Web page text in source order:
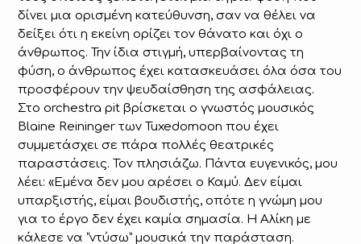
δίνει μια ορισμένη κατεύθυνση, σαν να θέλει να
δείξει ότι η εκείνη ορίζει τον θάνατο και όχι ο
άνθρωπος. Την ίδια στιγμή, υπερβαίνοντας τη
φύση, ο άνθρωπος έχει κατασκευάσει όλα όσα του
προσφέρουν την ψευδαίσθηση της ασφάλειας.
Στο orchestra pit βρίσκεται ο γνωστός μουσικός
Blaine Reininger των Tuxedomoon που έχει
συμμετάσχει σε πάρα πολλές θεατρικές
παραστάσεις. Τον πλησιάζω. Πάντα ευγενικός, μου
λέει: «Εμένα δεν μου αρέσει ο Καμύ. Δεν είμαι
υπαρξιστής, είμαι βουδιστής, οπότε η γνώμη μου
για το έργο δεν έχει καμία σημασία. Η Αλίκη με
κάλεσε να “ντύσω” μουσικά την παράσταση.